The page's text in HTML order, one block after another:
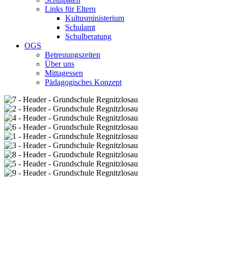
Links für Eltern
Kultusministerium
Schulamt
Schulberatung
OGS
Betreuungszeiten
Über uns
Mittagessen
Pädagogisches Konzept